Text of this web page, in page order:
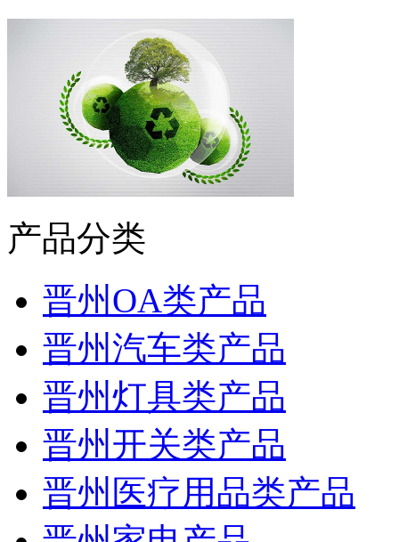
产品分类
晋州OA类产品
晋州汽车类产品
晋州灯具类产品
晋州开关类产品
晋州医疗用品类产品